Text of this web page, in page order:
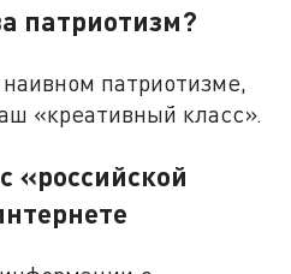
патриотизм?
патриотизме,
«креативный класс».
«российской